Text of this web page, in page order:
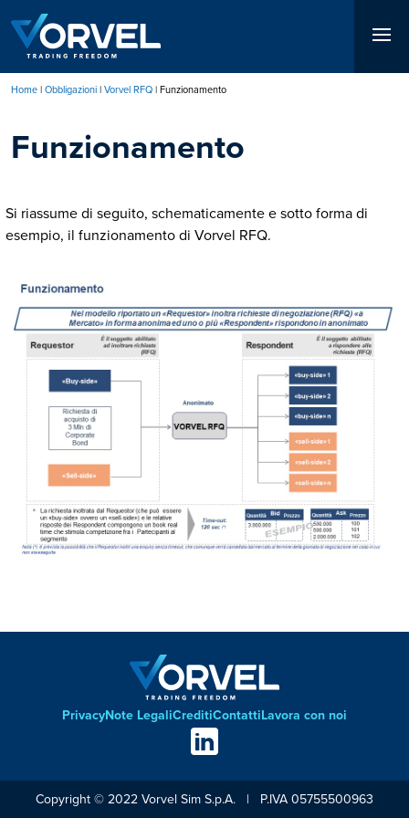
contenuto
principale
di
Home Obbligazioni Vorvel RFQ Funzionamento
Funzionamento
Si riassume di seguito, schematicamente e sotto forma di
esempio, il funzionamento di Vorvel RFQ.
Footer
PrivacyNote LegaliCreditiContattiLavora con noi
Social
links
Copyright © 2022 Vorvel Sim S.p.A. | P.IVA 05755500963